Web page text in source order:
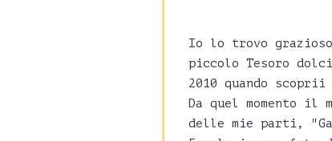
Io lo trovo
piccolo Tesoro
2010 quando
Da quel momento il
delle mie parti,